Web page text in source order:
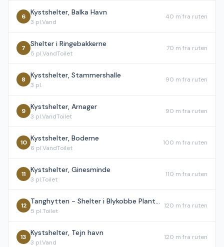
6 Kystshelter, Balka Havn
3 pl.Vand
40 m fra ruten
7 Shelter i Ringebakkerne
5 pl.VandToilet
70 m fra ruten
8 Kystshelter, Stammershalle
3 pl.
90 m fra ruten
9 Kystshelter, Arnager
3 pl.VandToilet
90 m fra ruten
10 Kystshelter, Boderne
6 pl.VandToilet
100 m fra ruten
11 Kystshelter, Ginesminde
3 pl.Toilet
110 m fra ruten
12 Tanghytten - Shelter i Blykobbe Plantage
5 pl.Toilet
120 m fra ruten
13 Kystshelter, Tejn havn
3 pl.Vand
120 m fra ruten